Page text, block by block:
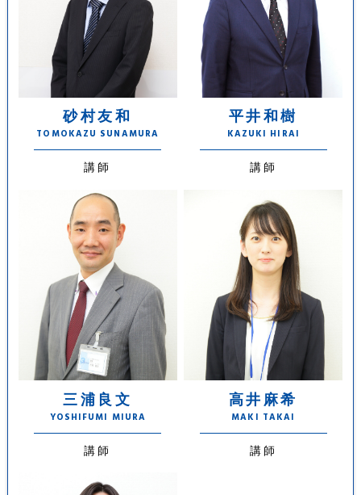
砂村友和
TOMOKAZU SUNAMURA
講師
平井和樹
KAZUKI HIRAI
講師
三浦良文
YOSHIFUMI MIURA
講師
高井麻希
MAKI TAKAI
講師